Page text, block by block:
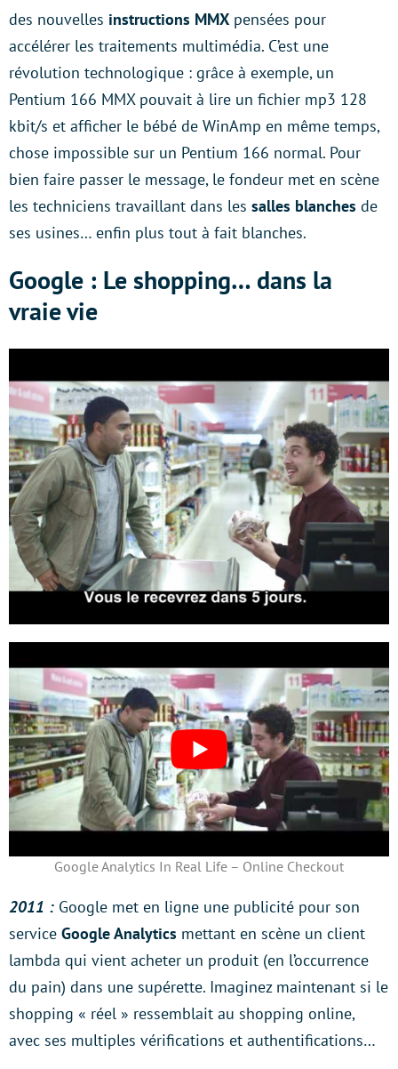
des nouvelles instructions MMX pensées pour
accélérer les traitements multimédia. C’est une
révolution technologique : grâce à exemple, un
Pentium 166 MMX pouvait à lire un fichier mp3 128
kbit/s et afficher le bébé de WinAmp en même temps,
chose impossible sur un Pentium 166 normal. Pour
bien faire passer le message, le fondeur met en scène
les techniciens travaillant dans les salles blanches de
ses usines… enfin plus tout à fait blanches.
Google : Le shopping… dans la
vraie vie
Google Analytics In Real Life – Online Checkout
2011 : Google met en ligne une publicité pour son
service Google Analytics mettant en scène un client
lambda qui vient acheter un produit (en l’occurrence
du pain) dans une supérette. Imaginez maintenant si le
shopping « réel » ressemblait au shopping online,
avec ses multiples vérifications et authentifications…